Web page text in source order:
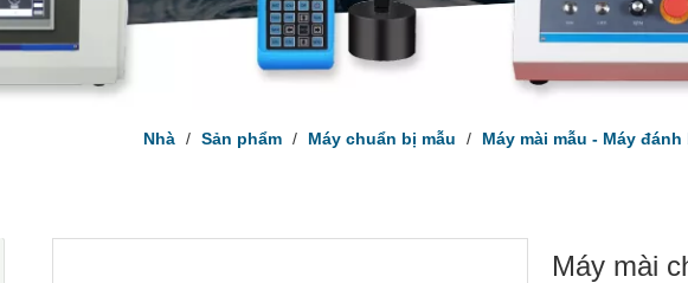
Nhà / Sản phẩm / Máy chuẩn bị mẫu / Máy mài mẫu - Máy đánh
Máy mài